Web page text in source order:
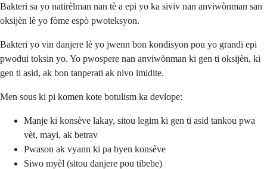
Bakteri sa yo natirèlman nan tè a epi yo ka siviv nan anviwònman san
oksijèn lè yo fòme espò pwoteksyon.
Bakteri yo vin danjere lè yo jwenn bon kondisyon pou yo grandi epi
pwodui toksin yo. Yo pwospere nan anviwònman ki gen ti oksijèn, ki
gen ti asid, ak bon tanperati ak nivo imidite.
Men sous ki pi komen kote botulism ka devlope:
Manje ki konsève lakay, sitou legim ki gen ti asid tankou pwa
vèt, mayi, ak betrav
Pwason ak vyann ki pa byen konsève
Siwo myèl (sitou danjere pou tibebe)